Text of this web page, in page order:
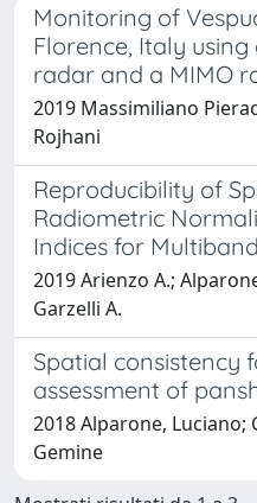
Monitoring of
Florence, Italy
radar and a MIMO
2019 Massimiliano
Rojhani
Reproducibility of
Radiometric
Indices for
2019 Arienzo A.;
Garzelli A.
Spatial consistency
assessment of
2018 Alparone, Luciano;
Gemine